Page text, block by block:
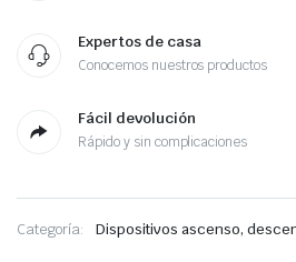
Expertos de casa
Conocemos nuestros productos
Fácil devolución
Rápido y sin complicaciones
Categoría: Dispositivos ascenso,